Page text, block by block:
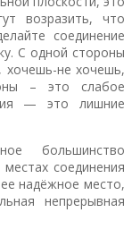
возразить, что
соединение
С одной стороны
хочешь-не хочешь,
– это слабое
— это лишние
большинство
соединения
надёжное место,
непрерывная